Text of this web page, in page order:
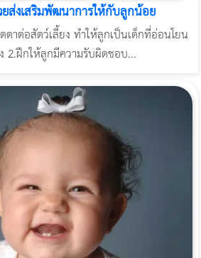
ยส่งเสริมพัฒนาการให้กับลูกน้อย
ตาต่อสัตว์เลี้ยง ทำให้ลูกเป็นเด็กที่อ่อนโยน
2.ฝึกให้ลูกมีความรับผิดชอบ...